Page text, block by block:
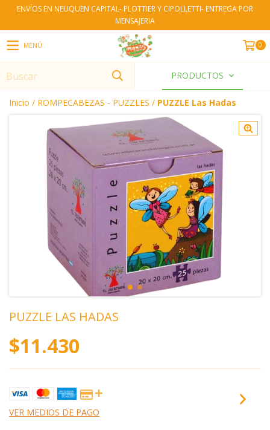
ENVÍOS EN NEUQUEN CAPITAL- PLOTTIER Y CIPOLLETTI- ENTREGA POR
MENSAJERIA
MENÚ 0
PRODUCTOS
Inicio / ROMPECABEZAS - PUZZLES / PUZZLE Las Hadas
PUZZLE LAS HADAS
$11.430
VER MEDIOS DE PAGO